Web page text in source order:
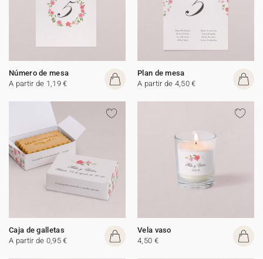
Número de mesa
A partir de 1,19 €
Plan de mesa
A partir de 4,50 €
Caja de galletas
A partir de 0,95 €
Vela vaso
4,50 €